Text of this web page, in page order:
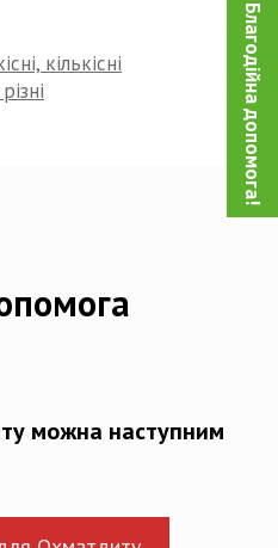
Благодійна допомога!
кількісні
можна наступним